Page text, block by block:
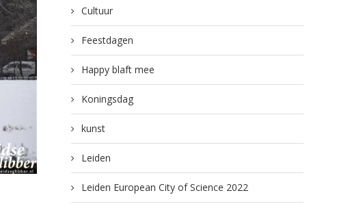
Cultuur
Feestdagen
Happy blaft mee
Koningsdag
kunst
Leiden
Leiden European City of Science 2022